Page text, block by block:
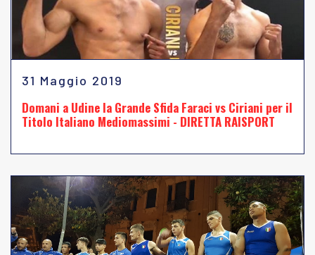
31 Maggio 2019
Domani a Udine la Grande Sfida Faraci vs Ciriani per il
Titolo Italiano Mediomassimi - DIRETTA RAISPORT